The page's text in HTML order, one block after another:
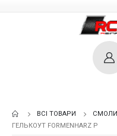
ВСІ ТОВАРИ СМОЛИ
ГЕЛЬКОУТ FORMENHARZ P